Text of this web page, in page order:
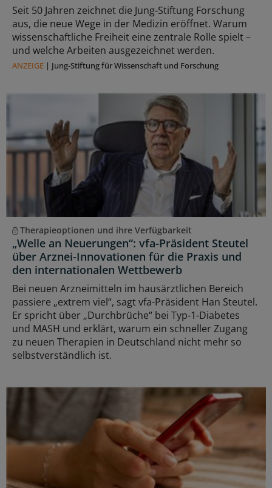
Seit 50 Jahren zeichnet die Jung-Stiftung Forschung
aus, die neue Wege in der Medizin eröffnet. Warum
wissenschaftliche Freiheit eine zentrale Rolle spielt –
und welche Arbeiten ausgezeichnet werden.
ANZEIGE | Jung-Stiftung für Wissenschaft und Forschung
Therapieoptionen und ihre Verfügbarkeit
„Welle an Neuerungen“: vfa-Präsident Steutel
über Arznei-Innovationen für die Praxis und
den internationalen Wettbewerb
Bei neuen Arzneimitteln im hausärztlichen Bereich
passiere „extrem viel“, sagt vfa-Präsident Han Steutel.
Er spricht über „Durchbrüche“ bei Typ-1-Diabetes
und MASH und erklärt, warum ein schneller Zugang
zu neuen Therapien in Deutschland nicht mehr so
selbstverständlich ist.